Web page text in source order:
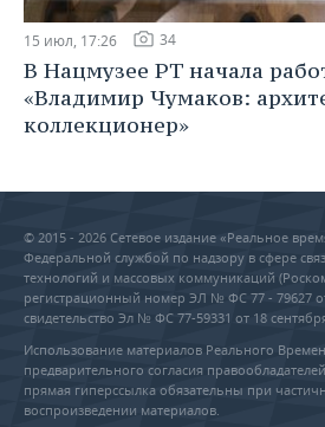
15 июл, 17:26 34
В Нацмузее РТ начала
«Владимир Чумаков:
коллекционер»
© 2015 - 2026 Сетевое издание «Реальное
Федеральной службой по надзору в сфере
технологий и массовых коммуникаций
регистрационный номер ЭЛ № ФС 77 - 79627
свидетельство Эл № ФС 77-59331 от 18
Использование материалов Реального
предварительного согласия
прямая гиперссылка обязательны при
воспроизведении материалов.